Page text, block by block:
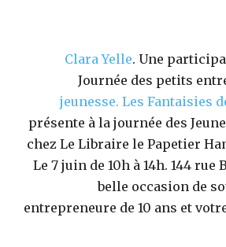
Clara Yelle. Une
Journée des petits
jeunesse. Les Fantaisies
présente à la journée des
chez Le Libraire le Papetier
Le 7 juin de 10h à 14h. 144 rue
belle occasion de
entrepreneure de 10 ans et